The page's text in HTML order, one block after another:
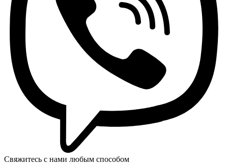
Свяжитесь с нами любым способом